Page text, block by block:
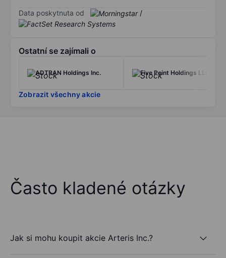
Data poskytnuta od /
Ostatní se zajímali o
ADTRAN Holdings Inc. Five Point Holdings LLC
Zobrazit všechny akcie
Často kladené otázky
Jak si mohu koupit akcie Arteris Inc.?